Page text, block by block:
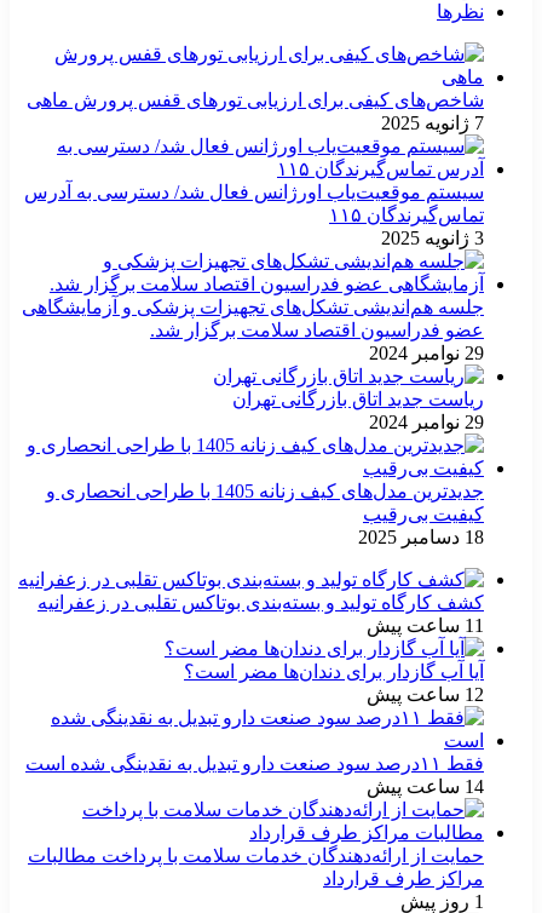
نظرها
شاخص‌های کیفی برای ارزیابی تورهای قفس پرورش ماهی
7 ژانویه 2025
سیستم موقعیت‌یاب اورژانس فعال شد/ دسترسی به آدرس
تماس‌گیرندگان ۱۱۵
3 ژانویه 2025
جلسه هم‌اندیشی تشکل‌های تجهیزات پزشکی و آزمایشگاهی
عضو فدراسیون اقتصاد سلامت برگزار شد.
29 نوامبر 2024
ریاست جدید اتاق بازرگانی تهران
29 نوامبر 2024
جدیدترین مدل‌های کیف زنانه 1405 با طراحی انحصاری و
کیفیت بی‌رقیب
18 دسامبر 2025
کشف کارگاه تولید و بسته‌بندی بوتاکس تقلبی در زعفرانیه
11 ساعت پیش
آیا آب گازدار برای دندان‌ها مضر است؟
12 ساعت پیش
فقط ۱۱‌درصد سود صنعت دارو تبدیل به نقدینگی شده است
14 ساعت پیش
حمایت از ارائه‌دهندگان خدمات سلامت با پرداخت مطالبات
مراکز طرف قرارداد
1 روز پیش